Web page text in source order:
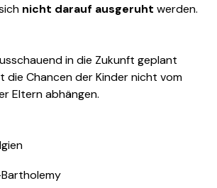
nicht darauf ausgeruht werden.
in die Zukunft geplant
die Chancen der Kinder nicht vom
Eltern abhängen.